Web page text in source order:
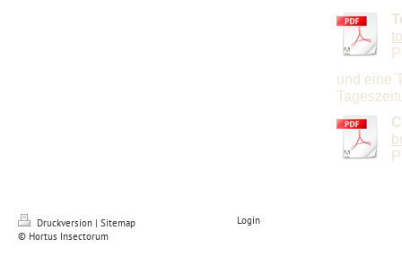
und eine
Druckversion | Sitemap
© Hortus Insectorum
Login